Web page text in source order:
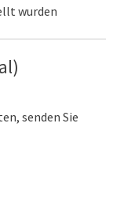
wurden
senden Sie